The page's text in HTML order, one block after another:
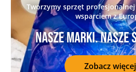
Tworzymy sprzęt profesjonalnej
wsparciem z
Nasze marki.
Zobacz więcej